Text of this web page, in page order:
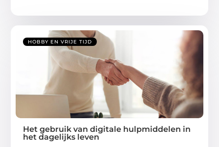
HOBBY EN VRIJE TIJD
Het gebruik van digitale hulpmiddelen in
het dagelijks leven